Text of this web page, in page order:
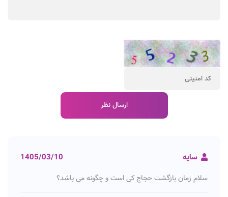
سایه 1405/03/10
سلام زمان بازگشت حجاج کی است و چگونه می باشد؟